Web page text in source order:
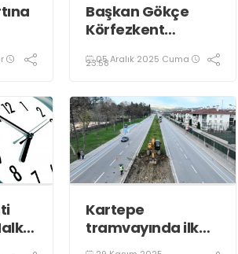
Başkan Gökçe
Körfezkent
Oldu
05 Aralık 2025 Cuma
23:58
Kartepe
tramvayında ilk
kepçe vuruldu